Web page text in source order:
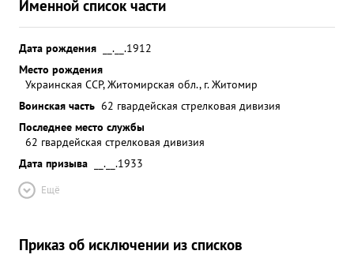
Именной список части
Дата рождения
__.__.1912
Место рождения
Украинская ССР, Житомирская обл., г. Житомир
Воинская часть 62 гвардейская стрелковая дивизия
Последнее место службы
62 гвардейская стрелковая дивизия
Дата призыва
__.__.1933
Ещё
Приказ об исключении из списков